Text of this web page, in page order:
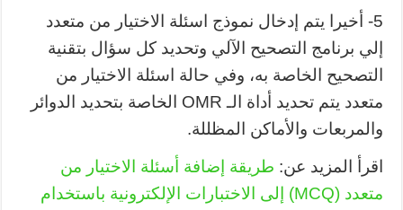
5- أخيرا يتم إدخال نموذج اسئلة الاختيار من متعدد
إلي برنامج التصحيح الآلي وتحديد كل سؤال بتقنية
التصحيح الخاصة به، وفي حالة اسئلة الاختيار من
متعدد يتم تحديد أداة الـ OMR الخاصة بتحديد الدوائر
والمربعات والأماكن المظللة.
اقرأ المزيد عن: طريقة إضافة أسئلة الاختيار من
متعدد (MCQ) إلى الاختبارات الإلكترونية باستخدام